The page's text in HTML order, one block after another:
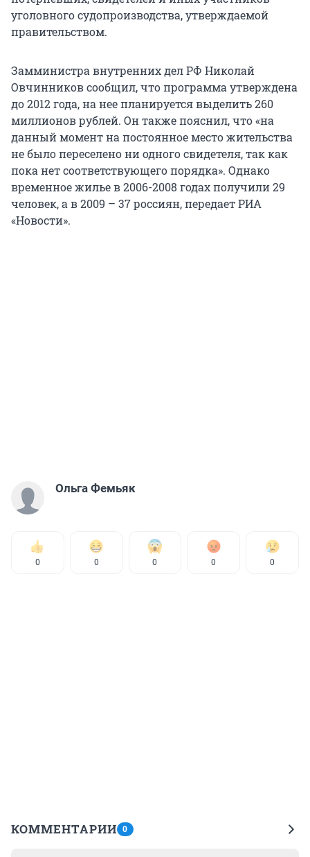
уголовного судопроизводства, утверждаемой
правительством.
Замминистра внутренних дел РФ Николай
Овчинников сообщил, что программа утверждена
до 2012 года, на нее планируется выделить 260
миллионов рублей. Он также пояснил, что «на
данный момент на постоянное место жительства
не было переселено ни одного свидетеля, так как
пока нет соответствующего порядка». Однако
временное жилье в 2006-2008 годах получили 29
человек, а в 2009 – 37 россиян, передает РИА
«Новости».
Ольга Фемьяк
0 0 0 0 0
КОММЕНТАРИИ 0